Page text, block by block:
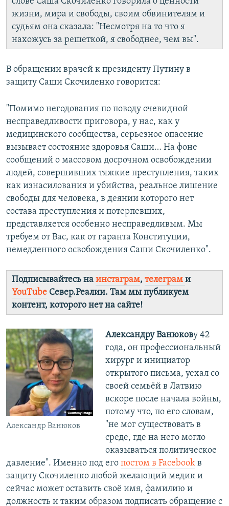
жизни, мира и свободы, своим обвинителям и
судьям она сказала: "Несмотря на то что я
нахожусь за решеткой, я свободнее, чем вы".
В обращении врачей к президенту Путину в
защиту Саши Скочиленко говорится:
"Помимо негодования по поводу очевидной
несправедливости приговора, у нас, как у
медицинского сообщества, серьезное опасение
вызывает состояние здоровья Саши… На фоне
сообщений о массовом досрочном освобождении
людей, совершивших тяжкие преступления, таких
как изнасилования и убийства, реальное лишение
свободы для человека, в деянии которого нет
состава преступления и потерпевших,
представляется особенно несправедливым. Мы
требуем от Вас, как от гаранта Конституции,
немедленного освобождения Саши Скочиленко".
Подписывайтесь на инстаграм, телеграм и
YouTube Север.Реалии. Там мы публикуем
контент, которого нет на сайте!
Александр Ванюков
Александру Ванюкову 42
года, он профессиональный
хирург и инициатор
открытого письма, уехал со
своей семьёй в Латвию
вскоре после начала войны,
потому что, по его словам,
"не мог существовать в
среде, где на него могло
оказываться политическое
давление". Именно под его постом в Facebook в
защиту Скочиленко любой желающий медик и
сейчас может оставить своё имя, фамилию и
должность и таким образом подписать обращение с